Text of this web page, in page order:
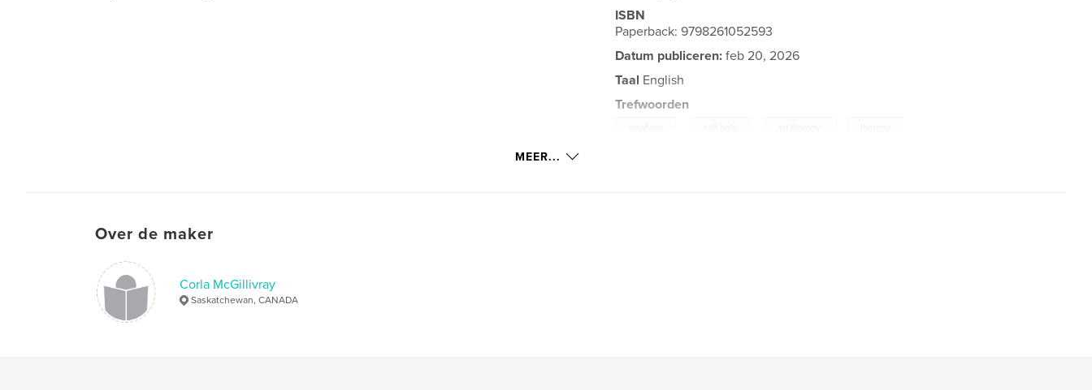
ISBN
Paperback: 9798261052593
Datum publiceren: feb 20, 2026
Taal English
Trefwoorden
MEER...
Over de maker
Corla McGillivray
Saskatchewan, CANADA